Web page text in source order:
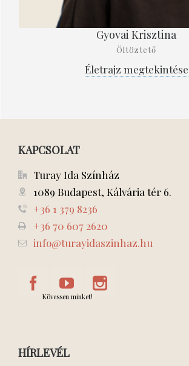
Gyovai Krisztina
Öltöztető
Életrajz megtekintése
KAPCSOLAT
Turay Ida Színház
1089 Budapest, Kálvária tér 6.
+36 1 379 8236
+36 70 607 2620
info@turayidaszinhaz.hu
Kövessen minket!
HÍRLEVÉL